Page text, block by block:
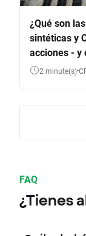
¿Qué son
sintéticas y
acciones - y
diferencia?
2 minute(s)
FAQ
¿Tienes